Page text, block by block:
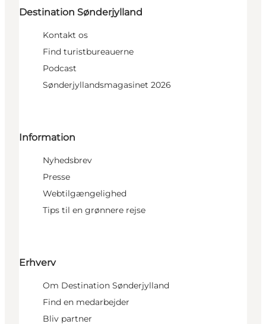
Destination Sønderjylland
Kontakt os
Find turistbureauerne
Podcast
Sønderjyllandsmagasinet 2026
Information
Nyhedsbrev
Presse
Webtilgængelighed
Tips til en grønnere rejse
Erhverv
Om Destination Sønderjylland
Find en medarbejder
Bliv partner